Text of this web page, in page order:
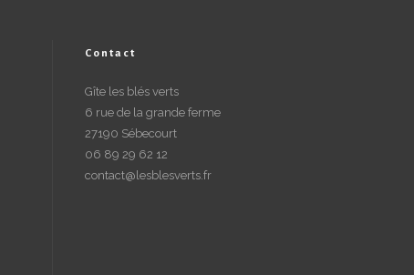
Contact
Gîte les blés verts
6 rue de la grande ferme
27190 Sébecourt
06 89 29 62 12
contact@lesblesverts.fr